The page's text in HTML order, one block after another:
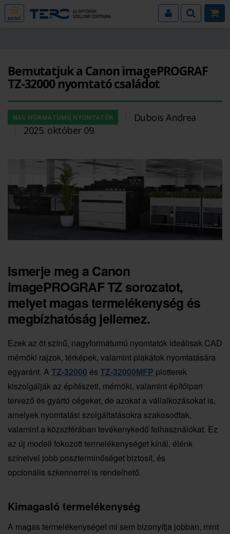
MENÜ
Bemutatjuk a Canon imagePROGRAF
TZ-32000 nyomtató családot
NAGYFORMÁTUMÚ NYOMTATÓK
Dubois Andrea
2025. október 09.
Ismerje meg a Canon
imagePROGRAF TZ sorozatot,
melyet magas termelékenység és
megbízhatóság jellemez.
Ezek az öt színű, nagyformátumú nyomtatók ideálisak CAD
mérnöki rajzok, térképek, valamint plakátok nyomtatására
egyaránt. A TZ-32000 és TZ-32000MFP plotterek
kiszolgálják az építészeti, mérnöki, valamint építőipari
tervező és gyártó cégeket, de azokat a vállalkozásokat is,
amelyek nyomtatási szolgáltatásokra szakosodtak,
valamint a közszférában tevékenykedő felhasználókat. Ez
az új modell fokozott termelékenységet kínál, élénk
színeivel jobb poszterminőséget biztosít, és
opcionális szkennerrel is rendelhető.
Kimagasló termelékenység
A magas termelékenységet mi sem bizonyítja jobban, mint